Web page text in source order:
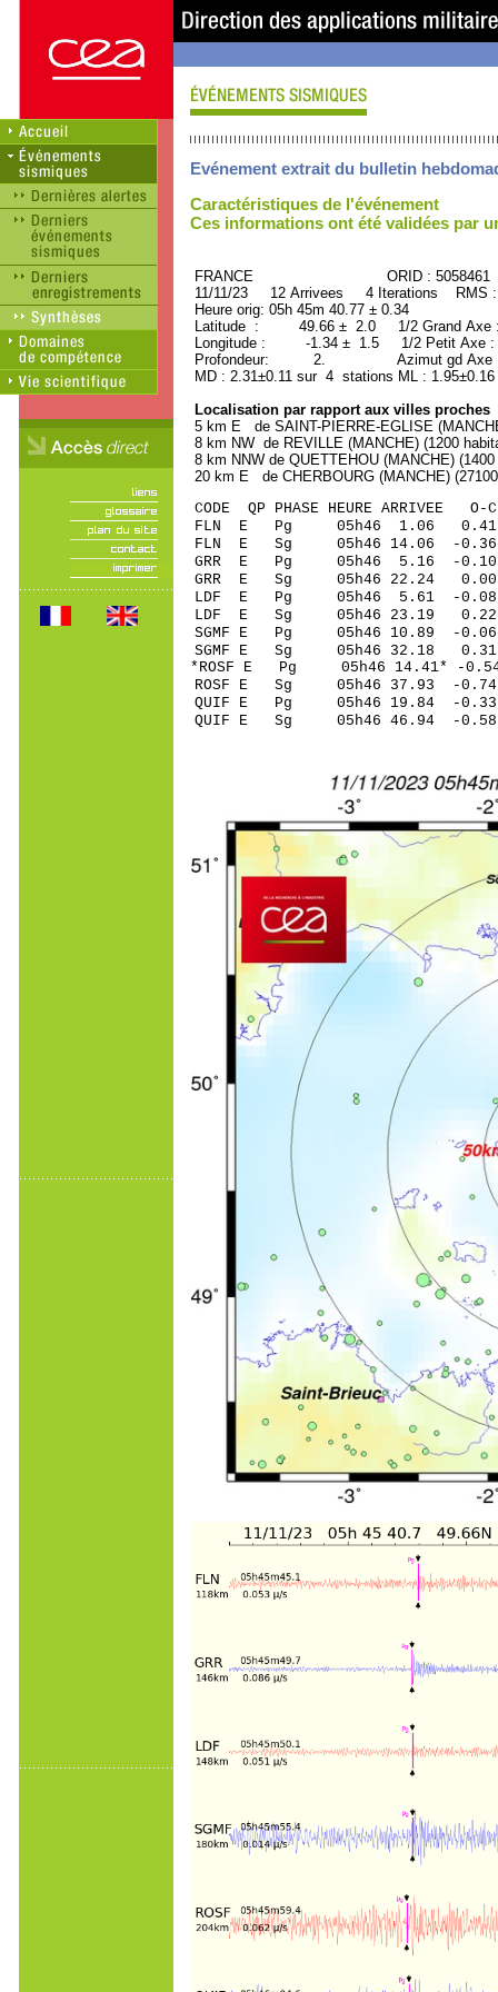
Evénement extrait du bulletin
Caractéristiques de l'événement
Ces informations ont été validées par
FRANCE ORID : 5058461
11/11/23 12 Arrivees 4 Iterations RMS
Heure orig: 05h 45m 40.77 ± 0.34
Latitude : 49.66 ± 2.0 1/2 Grand
Longitude : -1.34 ± 1.5 1/2 Petit Axe
Profondeur: 2. Azimut gd Axe :
MD : 2.31±0.11 sur 4 stations ML :
Localisation par rapport aux villes proches
5 km E de SAINT-PIERRE-EGLISE
8 km NW de REVILLE (MANCHE) (1200
8 km NNW de QUETTEHOU (MANCHE)
20 km E de CHERBOURG (MANCHE)
CODE QP PHASE HEURE
FLN E Pg 05h46
FLN E Sg 05h46 14.06 -
GRR E Pg 05h46
GRR E Sg 05h46 22.24
LDF E Pg 05h46
LDF E Sg 05h46 23.19
SGMF E Pg 05h46
SGMF E Sg 05h46
*ROSF E Pg 05h46
ROSF E Sg 05h46
QUIF E Pg 05h46
QUIF E Sg 05h46